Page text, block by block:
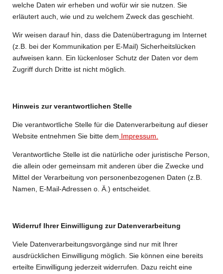
welche Daten wir erheben und wofür wir sie nutzen. Sie
erläutert auch, wie und zu welchem Zweck das geschieht.
Wir weisen darauf hin, dass die Datenübertragung im Internet
(z.B. bei der Kommunikation per E-Mail) Sicherheitslücken
aufweisen kann. Ein lückenloser Schutz der Daten vor dem
Zugriff durch Dritte ist nicht möglich.
Hinweis zur verantwortlichen Stelle
Die verantwortliche Stelle für die Datenverarbeitung auf dieser
Website entnehmen Sie bitte dem Impressum.
Verantwortliche Stelle ist die natürliche oder juristische Person,
die allein oder gemeinsam mit anderen über die Zwecke und
Mittel der Verarbeitung von personenbezogenen Daten (z.B.
Namen, E-Mail-Adressen o. Ä.) entscheidet.
Widerruf Ihrer Einwilligung zur Datenverarbeitung
Viele Datenverarbeitungsvorgänge sind nur mit Ihrer
ausdrücklichen Einwilligung möglich. Sie können eine bereits
erteilte Einwilligung jederzeit widerrufen. Dazu reicht eine